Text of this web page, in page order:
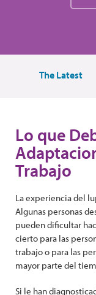
The Latest
Lo que
Trabajo
La experiencia del
Algunas personas
pueden dificultar
cierto para las
trabajo o para las
mayor parte del
Si le han